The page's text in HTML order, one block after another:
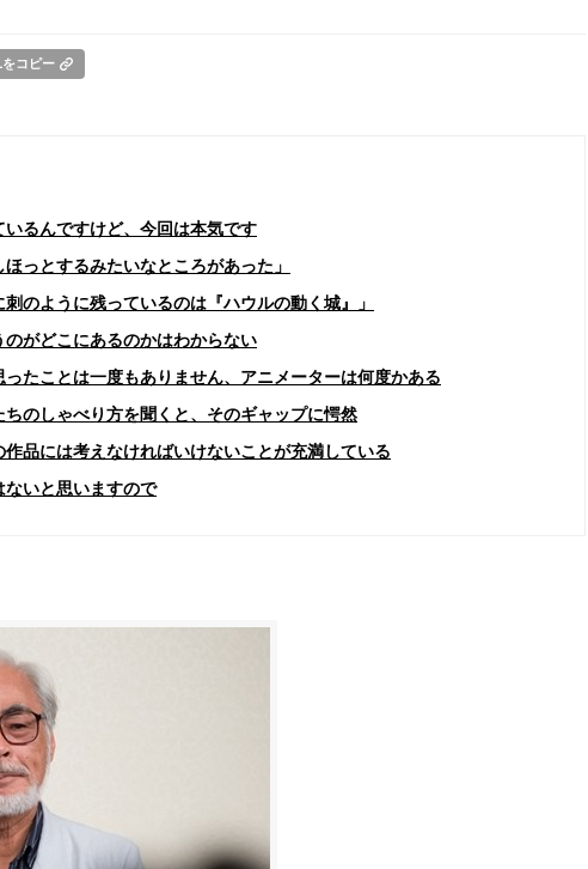
をコピー
るんですけど、今回は本気です
っとするみたいなところがあった」
のように残っているのは『ハウルの動く城』」
がどこにあるのかはわからない
たことは一度もありません、アニメーターは何度かある
のしゃべり方を聞くと、そのギャップに愕然
品には考えなければいけないことが充満している
ないと思いますので